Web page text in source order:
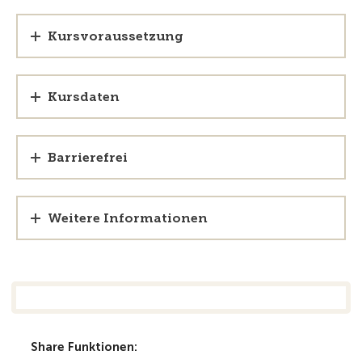
Kursvoraussetzung
Kursdaten
Barrierefrei
Weitere Informationen
Share Funktionen: